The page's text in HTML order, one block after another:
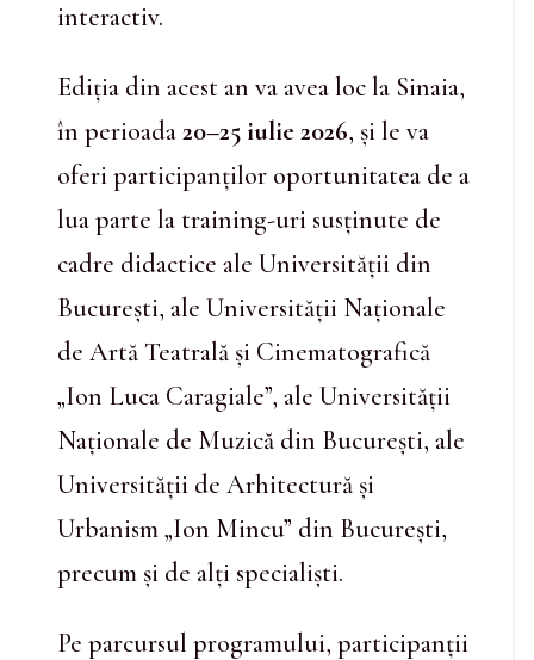
interactiv.
Ediția din acest an va avea loc la Sinaia,
în perioada20–25 iulie 2026, și le va
oferi participanților oportunitatea de a
lua parte la training-uri susținute de
cadre didactice ale Universității din
București, ale Universității Naționale
de Artă Teatrală și Cinematografică
„Ion Luca Caragiale”, ale Universității
Naționale de Muzică din București, ale
Universității de Arhitectură și
Urbanism „Ion Mincu” din București,
precum și de alți specialiști.
Pe parcursul programului, participanții